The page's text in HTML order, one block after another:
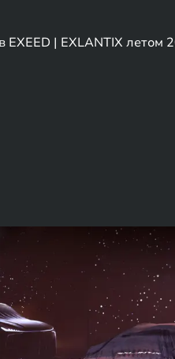
| EXLANTIX летом